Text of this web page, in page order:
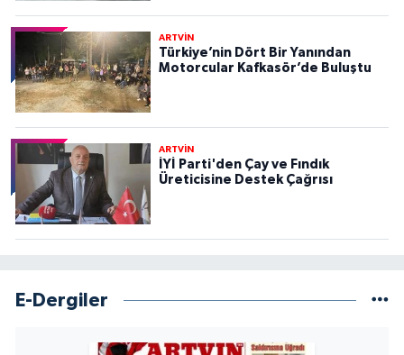
ARTVİN
Türkiye’nin Dört Bir Yanından
Motorcular Kafkasör’de Buluştu
ARTVİN
İYİ Parti'den Çay ve Fındık
Üreticisine Destek Çağrısı
E-Dergiler